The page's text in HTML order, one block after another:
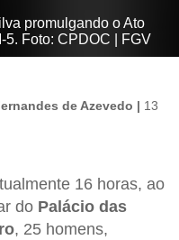
promulgando o Ato
5. Foto: CPDOC | FGV
de Azevedo | 13
16 horas, ao
do Palácio das
, 25 homens,